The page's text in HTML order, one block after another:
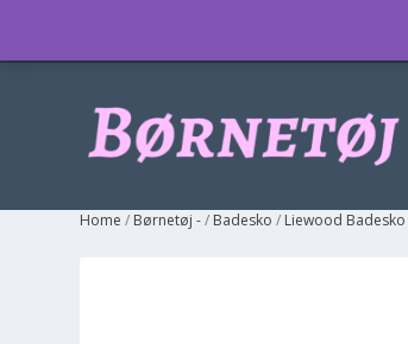
Home / Børnetøj -/ Badesko / Liewood Badesko